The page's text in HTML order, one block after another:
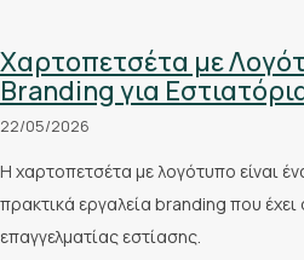
Χαρτοπετσέτα με
Branding για
22/05/2026
Η χαρτοπετσέτα με λογότυπο είναι
πρακτικά εργαλεία branding που
επαγγελματίας εστίασης.